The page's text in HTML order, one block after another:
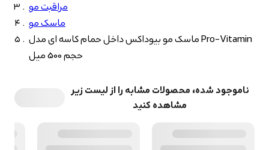
مراقبت مو
ماسک مو
ماسک مو بیوداکس داخل حمام کاسه ای مدل Pro-Vitamin
حجم 500 میل
ناموجود شده، محصولات مشابه را از لیست زیر
مشاهده کنید